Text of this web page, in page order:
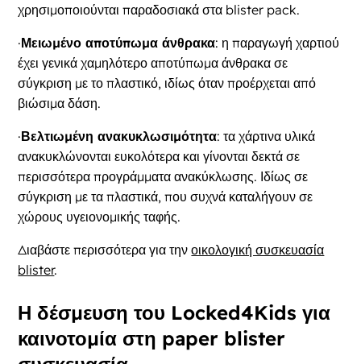
χρησιμοποιούνται παραδοσιακά στα blister pack.
·Μειωμένο αποτύπωμα άνθρακα: η παραγωγή χαρτιού
έχει γενικά χαμηλότερο αποτύπωμα άνθρακα σε
σύγκριση με το πλαστικό, ιδίως όταν προέρχεται από
βιώσιμα δάση.
·Βελτιωμένη ανακυκλωσιμότητα: τα χάρτινα υλικά
ανακυκλώνονται ευκολότερα και γίνονται δεκτά σε
περισσότερα προγράμματα ανακύκλωσης. Ιδίως σε
σύγκριση με τα πλαστικά, που συχνά καταλήγουν σε
χώρους υγειονομικής ταφής.
Διαβάστε περισσότερα για τηνοικολογική συσκευασία
blister.
Η δέσμευση του Locked4Kids για
καινοτομία στη paper blister